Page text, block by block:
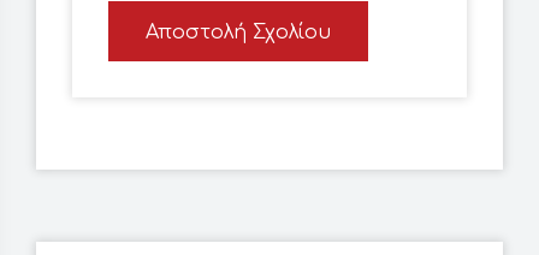
Αποστολή Σχολίου